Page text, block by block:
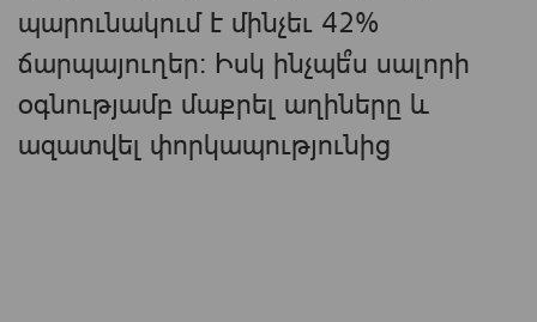
պարունակում է մինչեւ 42%
ճարպայուղեր։ Իսկ ինչպե՞ս սալորի
օգնությամբ մաքրել աղիները և
ազատվել փորկապությունից